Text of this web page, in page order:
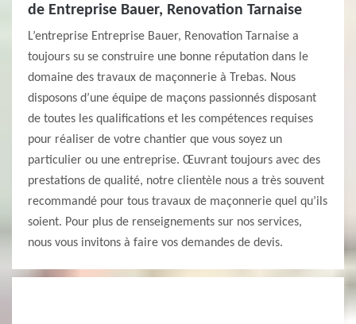
de Entreprise Bauer, Renovation Tarnaise
L’entreprise Entreprise Bauer, Renovation Tarnaise a
toujours su se construire une bonne réputation dans le
domaine des travaux de maçonnerie à Trebas. Nous
disposons d’une équipe de maçons passionnés disposant
de toutes les qualifications et les compétences requises
pour réaliser de votre chantier que vous soyez un
particulier ou une entreprise. Œuvrant toujours avec des
prestations de qualité, notre clientèle nous a très souvent
recommandé pour tous travaux de maçonnerie quel qu’ils
soient. Pour plus de renseignements sur nos services,
nous vous invitons à faire vos demandes de devis.